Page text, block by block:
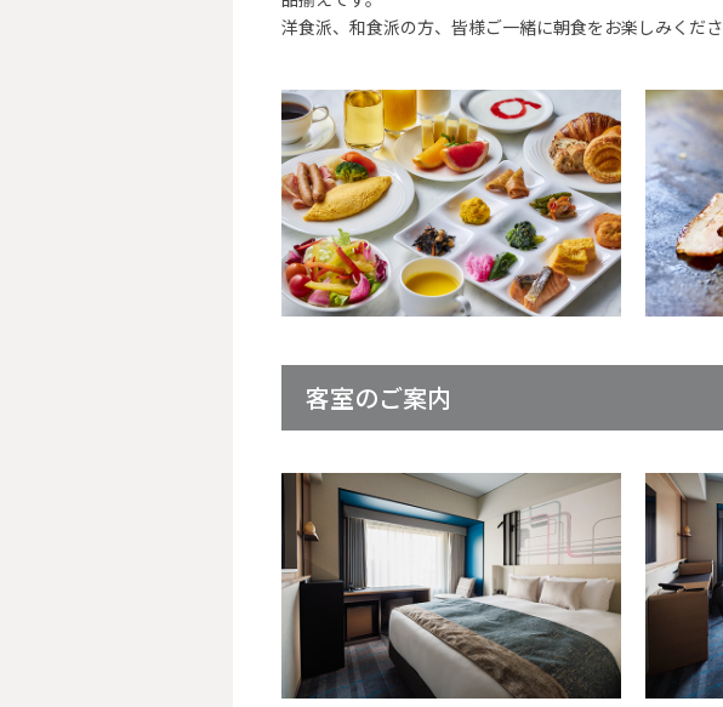
洋食派、和食派の方、皆様ご一緒に朝食をお楽しみくださ
客室のご案内